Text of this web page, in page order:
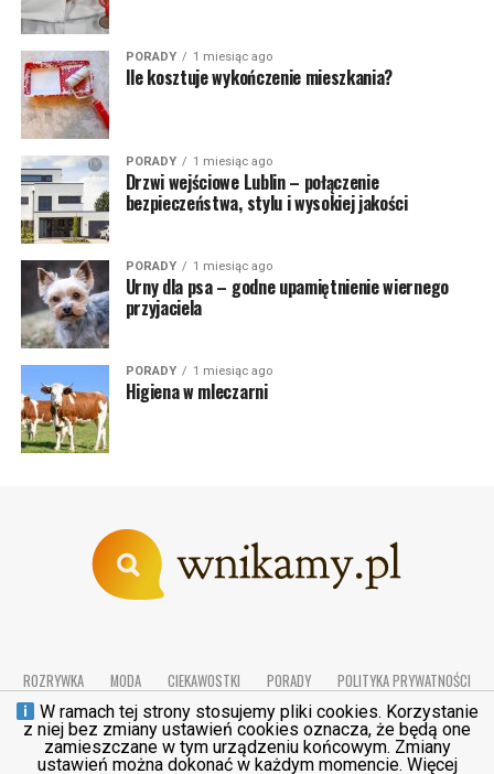
PORADY 1 miesiąc ago
Ile kosztuje wykończenie mieszkania?
PORADY 1 miesiąc ago
Drzwi wejściowe Lublin – połączenie
bezpieczeństwa, stylu i wysokiej jakości
PORADY 1 miesiąc ago
Urny dla psa – godne upamiętnienie wiernego
przyjaciela
PORADY 1 miesiąc ago
Higiena w mleczarni
ROZRYWKA MODA CIEKAWOSTKI PORADY
POLITYKA PRYWATNOŚCI
REGULAMIN
KONTAKT
W ramach tej strony stosujemy pliki cookies. Korzystanie
z niej bez zmiany ustawień cookies oznacza, że będą one
zamieszczane w tym urządzeniu końcowym. Zmiany
ustawień można dokonać w każdym momencie. Więcej